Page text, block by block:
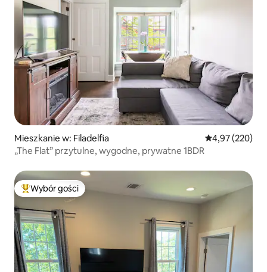
Mieszkanie w: Filadelfia Średnia
4,97 (220)
„The Flat” przytulne, wygodne, prywatne 1BDR
Najpopularniejsze z kategorii Wybór gości
Wybór gości